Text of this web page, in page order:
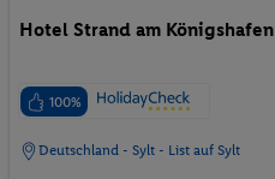
Hotel Strand am Königshafen
100%
Deutschland - Sylt - List auf Sylt